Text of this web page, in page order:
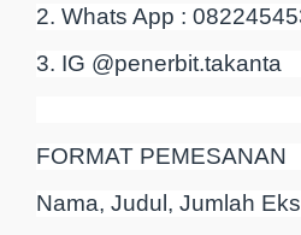
2. Whats App :
3. IG @penerbit.takanta
FORMAT PEMESANAN
Nama, Judul, Jumlah